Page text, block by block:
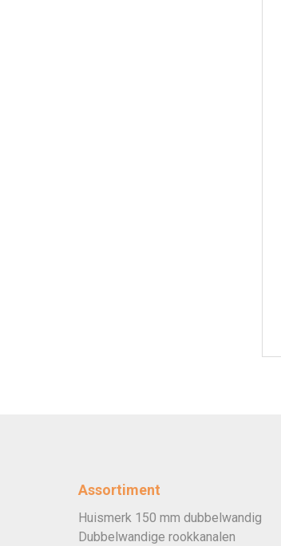
Assortiment
Huismerk 150 mm dubbelwandig
Dubbelwandige rookkanalen